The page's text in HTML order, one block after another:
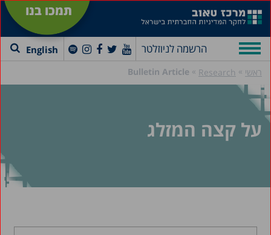
תמכו בנו
הרשמה לניוזלטר English
ראשי »
Research
»
Bulletin Article
על קצה המזלג